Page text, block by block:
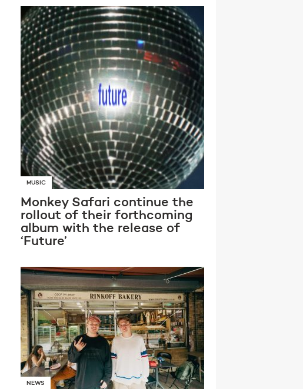
MUSIC
Monkey Safari continue the
rollout of their forthcoming
album with the release of
‘Future’
NEWS